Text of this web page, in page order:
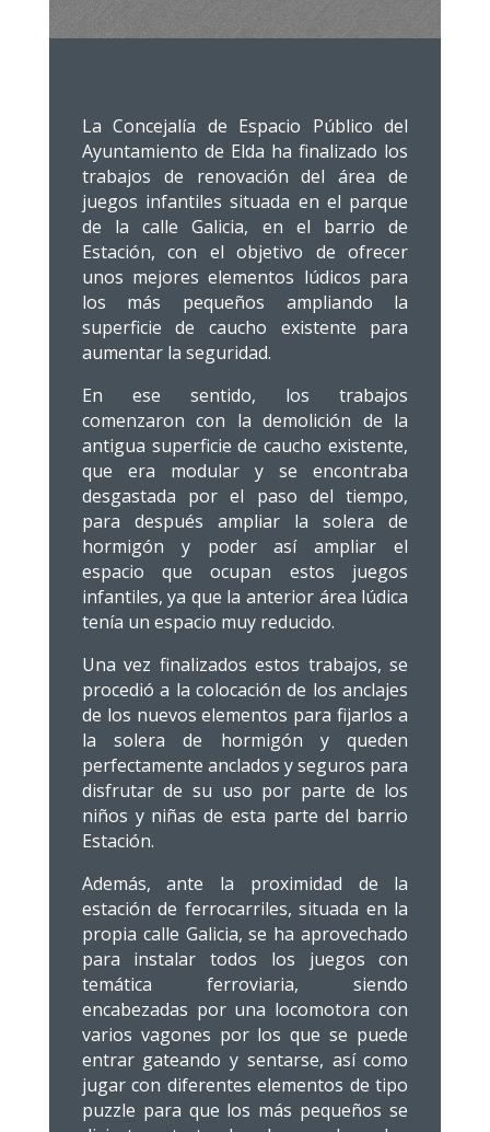
La Concejalía de Espacio Público del
Ayuntamiento de Elda ha finalizado los
trabajos de renovación del área de
juegos infantiles situada en el parque
de la calle Galicia, en el barrio de
Estación, con el objetivo de ofrecer
unos mejores elementos lúdicos para
los más pequeños ampliando la
superficie de caucho existente para
aumentar la seguridad.
En ese sentido, los trabajos
comenzaron con la demolición de la
antigua superficie de caucho existente,
que era modular y se encontraba
desgastada por el paso del tiempo,
para después ampliar la solera de
hormigón y poder así ampliar el
espacio que ocupan estos juegos
infantiles, ya que la anterior área lúdica
tenía un espacio muy reducido.
Una vez finalizados estos trabajos, se
procedió a la colocación de los anclajes
de los nuevos elementos para fijarlos a
la solera de hormigón y queden
perfectamente anclados y seguros para
disfrutar de su uso por parte de los
niños y niñas de esta parte del barrio
Estación.
Además, ante la proximidad de la
estación de ferrocarriles, situada en la
propia calle Galicia, se ha aprovechado
para instalar todos los juegos con
temática ferroviaria, siendo
encabezadas por una locomotora con
varios vagones por los que se puede
entrar gateando y sentarse, así como
jugar con diferentes elementos de tipo
puzzle para que los más pequeños se